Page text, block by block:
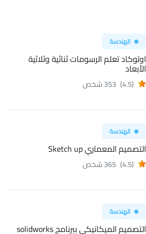
الهندسة
اوتوكاد تعلم الرسومات ثنائية وثلاثية
الأبعاد
(4.5) 353 شخص
الهندسة
التصميم المعماري Sketch up
(4.5) 365 شخص
الهندسة
التصميم الميكانيكي ببرنامج solidworks